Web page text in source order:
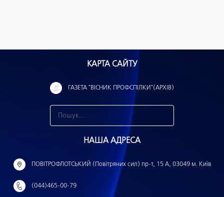
КАРТА САЙТУ
ГАЗЕТА "ВІСНИК ПРОФСПІЛКИ"(АРХІВ)
н
й
НАША АДРЕСА
ПОВІТРОФЛОТСЬКИЙ (Повітряних сил) пр-т, 15 А, 03049 м. Київ
(044)465-00-79